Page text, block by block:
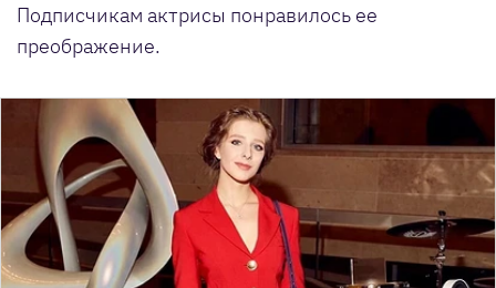
Подписчикам актрисы понравилось ее
преображение.